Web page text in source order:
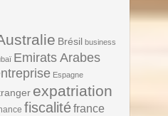
Brésil business
Emirats Arabes
Espagne
expatriation
fiscalitéfrance